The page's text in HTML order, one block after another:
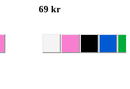
69 kr